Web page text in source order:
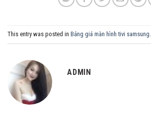
This entry was posted in Bảng giá màn hình tivi samsung
ADMIN